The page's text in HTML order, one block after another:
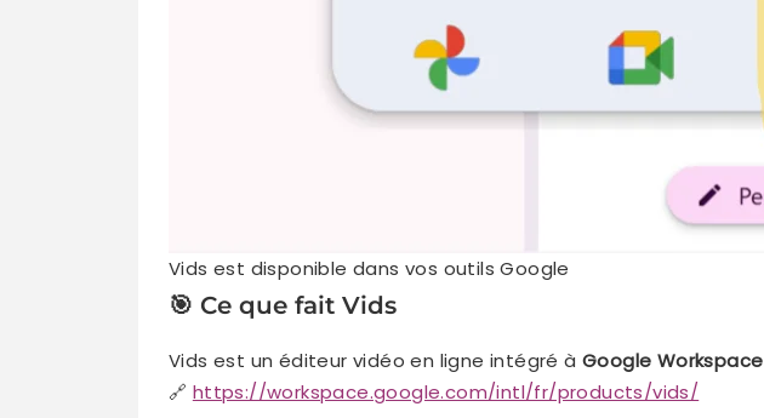
Vids est disponible dans vos outils Google
🎯 Ce que fait Vids
Vids est un éditeur vidéo en ligne intégré à Google Workspace
🔗 https://workspace.google.com/intl/fr/products/vids/